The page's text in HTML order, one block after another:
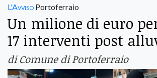
L'Avviso Portoferraio
Un milione di euro
17 interventi post
di Comune di Portoferraio